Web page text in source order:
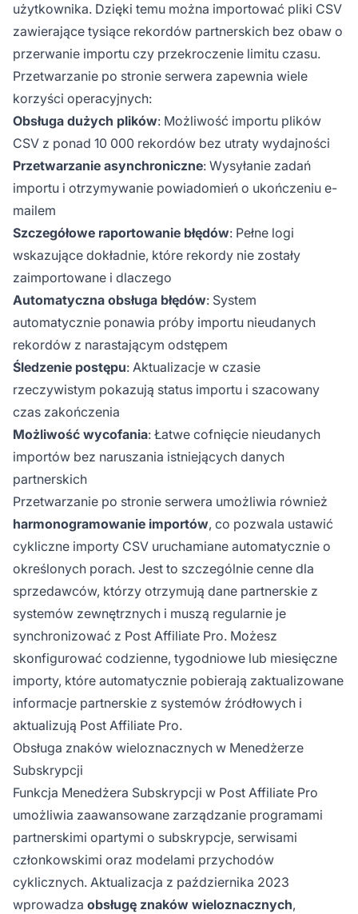
użytkownika. Dzięki temu można importować pliki CSV
zawierające tysiące rekordów partnerskich bez obaw o
przerwanie importu czy przekroczenie limitu czasu.
Przetwarzanie po stronie serwera zapewnia wiele
korzyści operacyjnych:
Obsługa dużych plików: Możliwość importu plików
CSV z ponad 10 000 rekordów bez utraty wydajności
Przetwarzanie asynchroniczne: Wysyłanie zadań
importu i otrzymywanie powiadomień o ukończeniu e-
mailem
Szczegółowe raportowanie błędów: Pełne logi
wskazujące dokładnie, które rekordy nie zostały
zaimportowane i dlaczego
Automatyczna obsługa błędów: System
automatycznie ponawia próby importu nieudanych
rekordów z narastającym odstępem
Śledzenie postępu: Aktualizacje w czasie
rzeczywistym pokazują status importu i szacowany
czas zakończenia
Możliwość wycofania: Łatwe cofnięcie nieudanych
importów bez naruszania istniejących danych
partnerskich
Przetwarzanie po stronie serwera umożliwia również
harmonogramowanie importów, co pozwala ustawić
cykliczne importy CSV uruchamiane automatycznie o
określonych porach. Jest to szczególnie cenne dla
sprzedawców, którzy otrzymują dane partnerskie z
systemów zewnętrznych i muszą regularnie je
synchronizować z Post Affiliate Pro. Możesz
skonfigurować codzienne, tygodniowe lub miesięczne
importy, które automatycznie pobierają zaktualizowane
informacje partnerskie z systemów źródłowych i
aktualizują Post Affiliate Pro.
Obsługa znaków wieloznacznych w Menedżerze
Subskrypcji
Funkcja Menedżera Subskrypcji w Post Affiliate Pro
umożliwia zaawansowane zarządzanie programami
partnerskimi opartymi o subskrypcje, serwisami
członkowskimi oraz modelami przychodów
cyklicznych. Aktualizacja z października 2023
wprowadza obsługę znaków wieloznacznych,